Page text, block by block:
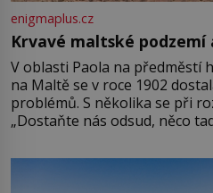
enigmaplus.cz
Krvavé maltské
V oblasti Paola na předměstí
na Maltě se v roce 1902
problémů. S několika se při
„Dostaňte nás odsud, něco